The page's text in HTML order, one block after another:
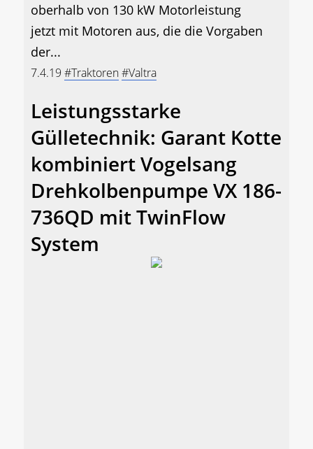
oberhalb von 130 kW Motorleistung
jetzt mit Motoren aus, die die Vorgaben
der...
7.4.19 #Traktoren#Valtra
Leistungsstarke
Gülletechnik: Garant Kotte
kombiniert Vogelsang
Drehkolbenpumpe VX 186-
736QD mit TwinFlow
System